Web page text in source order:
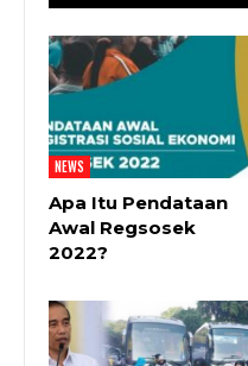
NEWS
Apa Itu Pendataan
Awal Regsosek
2022?